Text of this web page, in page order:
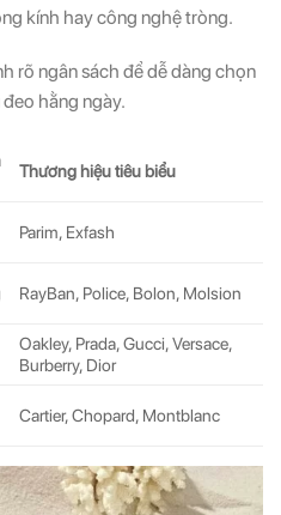
kính hay công nghệ tròng.
rõ ngân sách để dễ dàng chọn
hằng ngày.
Thương hiệu tiêu biểu
Parim, Exfash
RayBan, Police, Bolon, Molsion
Oakley, Prada, Gucci, Versace,
Burberry, Dior
Cartier, Chopard, Montblanc